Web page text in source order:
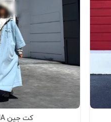
کت جین LYDIA